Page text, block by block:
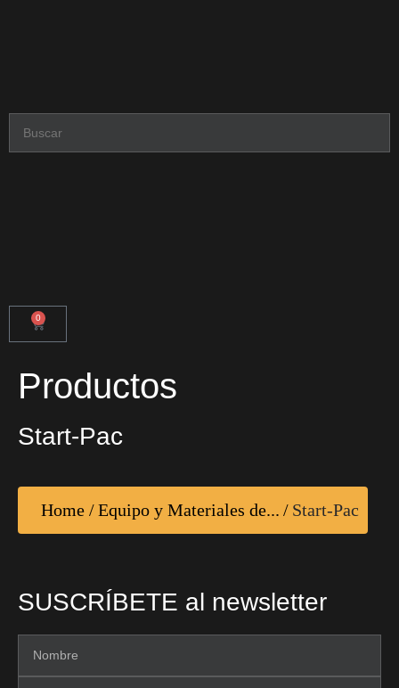
0
Productos
Start-Pac
Home /Equipo y Materiales de... / Start-Pac
SUSCRÍBETE al newsletter